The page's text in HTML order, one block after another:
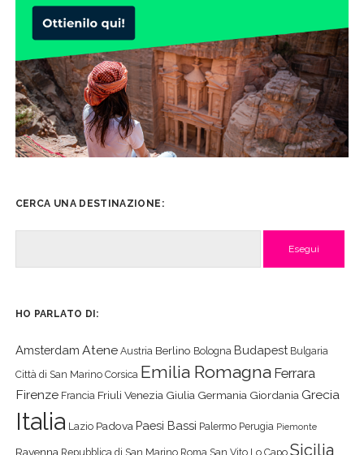
CERCA UNA DESTINAZIONE:
HO PARLATO DI:
Amsterdam Atene Austria Berlino Bologna Budapest Bulgaria
Città di San Marino Corsica Emilia Romagna Ferrara
Firenze Francia Friuli Venezia Giulia Germania Giordania Grecia
Italia Lazio Padova Paesi Bassi Palermo Perugia Piemonte
Ravenna Repubblica di San Marino Roma San Vito Lo Capo Sicilia